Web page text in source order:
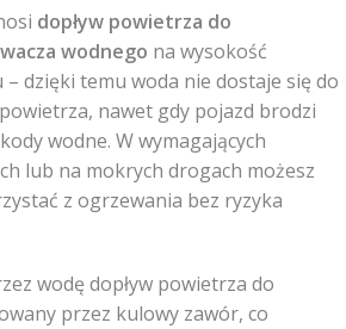
dopływ powietrza do
wodnego na wysokość
dzięki temu woda nie dostaje się do
nawet gdy pojazd brodzi
wodne. W wymagających
lub na mokrych drogach możesz
z ogrzewania bez ryzyka
wodę dopływ powietrza do
przez kulowy zawór, co